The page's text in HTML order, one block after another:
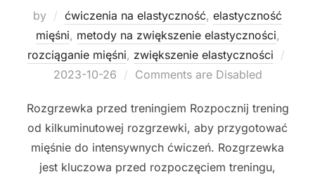
by ćwiczenia na elastyczność, elastyczność
mięśni, metody na zwiększenie elastyczności,
rozciąganie mięśni, zwiększenie elastyczności
2023-10-26 Comments are Disabled
Rozgrzewka przed treningiem Rozpocznij trening
od kilkuminutowej rozgrzewki, aby przygotować
mięśnie do intensywnych ćwiczeń. Rozgrzewka
jest kluczowa przed rozpoczęciem treningu,